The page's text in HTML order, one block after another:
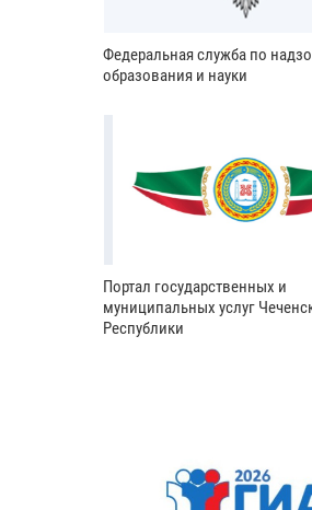
Федеральная служба по
образования и науки
Портал государственных и
муниципальных услуг
Республики